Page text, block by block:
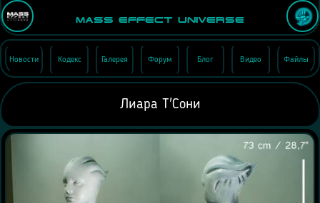
Mass Effect Universe
Новости Кодекс Галерея Форум Блог Видео Файлы
Лиара Т'Сони